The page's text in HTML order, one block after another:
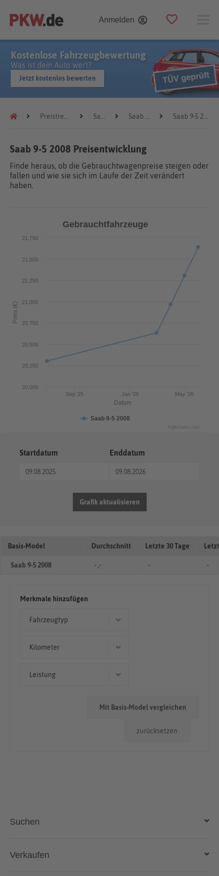
Anmelden
Kostenlose Fahrzeugbewertung
Was ist dein Auto wert?
Jetzt kostenlos bewerten
Preistrends Saab Saab 9-5 Saab 9-5 2008
Saab 9-5 2008 Preisentwicklung
Finde heraus, ob die Gebrauchtwagenpreise steigen oder
fallen und wie sie sich im Laufe der Zeit verändert
haben.
Datum
Preis (€)
Gebrauchtfahrzeuge
Saab 9-5 2008
Jan '26
Sep '25 May '26
20.000
20.250
20.500
20.750
21.000
21.250
21.500
21.750
Highcharts.com
Startdatum Enddatum
Grafik aktualisieren
Basis-Model Durchschnitt Letzte 30 Tage
Saab 9-5 2008 - ,- - -
Merkmale hinzufügen
Fahrzeugtyp
Kilometer
Leistung
zurücksetzen
Mit Basis-Model vergleichen
Suchen
Auto kaufen
Verkaufen